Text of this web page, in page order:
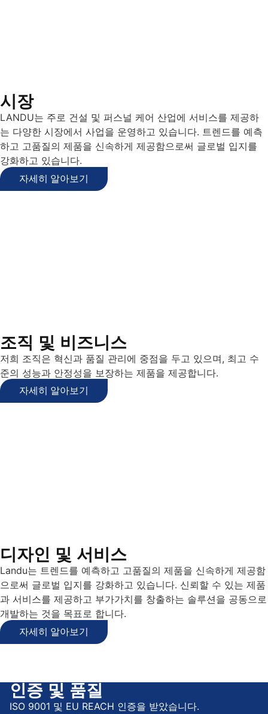
시장
LANDU는 주로 건설 및 퍼스널 케어 산업에 서비스를 제공하
는 다양한 시장에서 사업을 운영하고 있습니다. 트렌드를 예측
하고 고품질의 제품을 신속하게 제공함으로써 글로벌 입지를
강화하고 있습니다.
자세히 알아보기
조직 및 비즈니스
저희 조직은 혁신과 품질 관리에 중점을 두고 있으며, 최고 수
준의 성능과 안정성을 보장하는 제품을 제공합니다.
자세히 알아보기
디자인 및 서비스
Landu는 트렌드를 예측하고 고품질의 제품을 신속하게 제공함
으로써 글로벌 입지를 강화하고 있습니다. 신뢰할 수 있는 제품
과 서비스를 제공하고 부가가치를 창출하는 솔루션을 공동으로
개발하는 것을 목표로 합니다.
자세히 알아보기
인증 및 품질
ISO 9001 및 EU REACH 인증을 받았습니다.